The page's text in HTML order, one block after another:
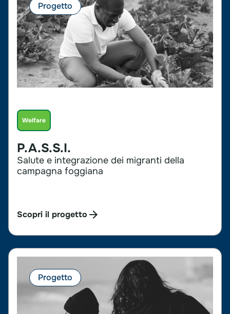
Progetto
Welfare
P.A.S.S.I.
Salute e integrazione dei migranti della
campagna foggiana
Scopri il progetto
Progetto